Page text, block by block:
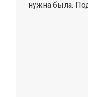
нужна была.